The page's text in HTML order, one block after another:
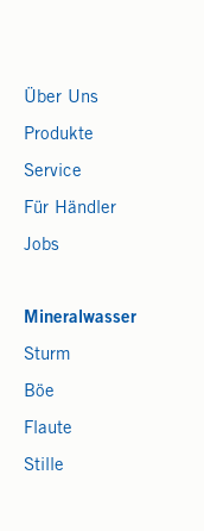
Mineralwasser
Sturm
Böe
Flaute
Stille
Über Uns
Produkte
Service
Für Händler
Jobs